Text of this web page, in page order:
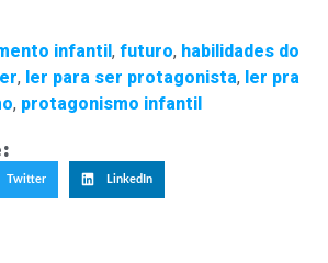
infantil, futuro, habilidades do
, ler para ser protagonista, ler pra
, protagonismo infantil
Twitter LinkedIn